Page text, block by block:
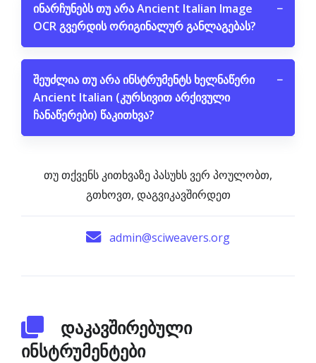
ინარჩუნებს თუ არა Ancient Italian Image
OCR გვერდის ორიგინალურ განლაგებას?
−
შეუძლია თუ არა ინსტრუმენტს ხელნაწერი
Ancient Italian (კურსივით არქივული
ჩანაწერები) წაკითხვა?
−
თუ თქვენს კითხვაზე პასუხს ვერ პოულობთ,
გთხოვთ, დაგვიკავშირდეთ
admin@sciweavers.org
დაკავშირებული
ინსტრუმენტები